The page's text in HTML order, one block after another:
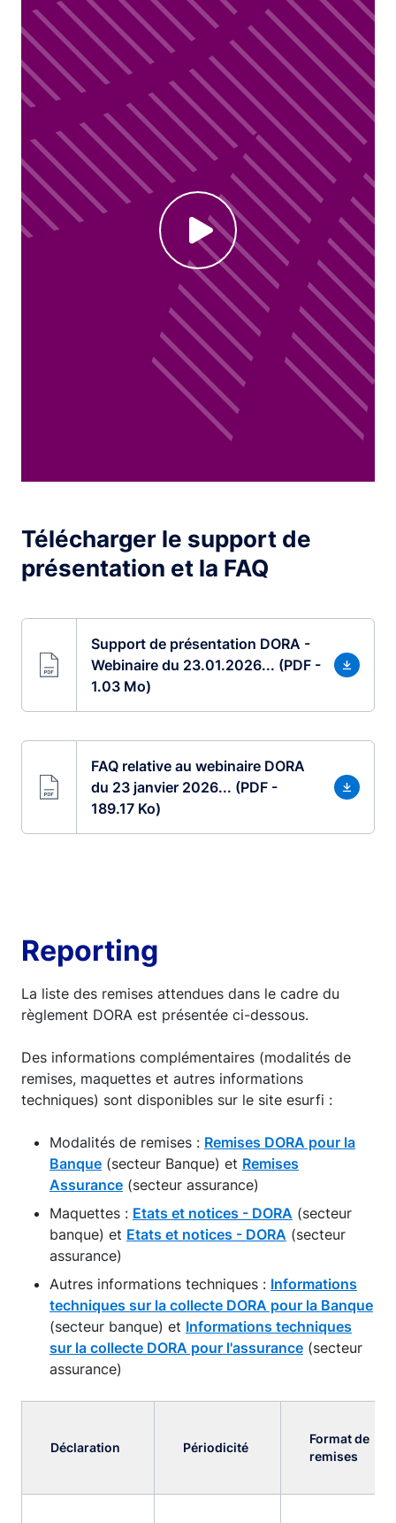
Voir la vidéo
Click to enable Youtube cookies and see content
Télécharger le support de
présentation et la FAQ
Support de présentation DORA -
Webinaire du 23.01.2026... (PDF -
1.03 Mo)
FAQ relative au webinaire DORA
du 23 janvier 2026... (PDF -
189.17 Ko)
Reporting
La liste des remises attendues dans le cadre du
règlement DORA est présentée ci-dessous.
Des informations complémentaires (modalités de
remises, maquettes et autres informations
techniques) sont disponibles sur le site esurfi :
Modalités de remises : Remises DORA pour la
Banque (secteur Banque) et Remises
Assurance (secteur assurance)
Maquettes : Etats et notices - DORA (secteur
banque) et Etats et notices - DORA (secteur
assurance)
Autres informations techniques : Informations
techniques sur la collecte DORA pour la Banque
(secteur banque) et Informations techniques
sur la collecte DORA pour l'assurance (secteur
assurance)
Déclaration Périodicité
Format de
remises